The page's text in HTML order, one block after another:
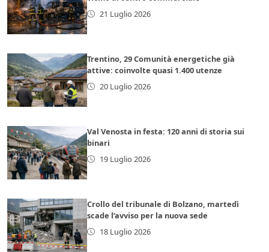
21 Luglio 2026
Trentino, 29 Comunità energetiche già
attive: coinvolte quasi 1.400 utenze
20 Luglio 2026
Val Venosta in festa: 120 anni di storia sui
binari
19 Luglio 2026
Crollo del tribunale di Bolzano, martedì
scade l’avviso per la nuova sede
18 Luglio 2026